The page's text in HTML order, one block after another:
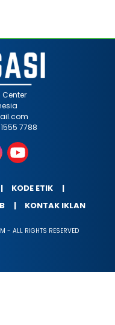
7788
KODE ETIK
KONTAK IKLAN
- ALL RIGHTS RESERVED